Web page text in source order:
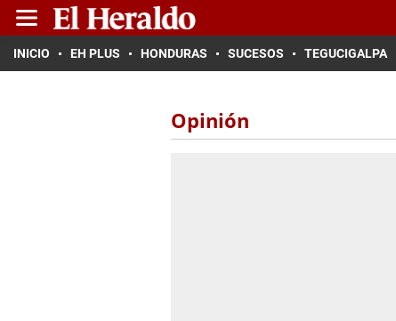
INICIO EH PLUS HONDURAS SUCESOS TEGUCIGALPA
Opinión